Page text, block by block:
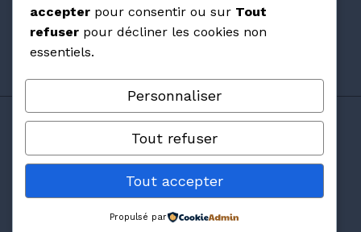
Les avis Maisons Arlogis valent-ils vraiment la
peine d'être lus ?
© 2026 Avillas Constructions
Plan de site|A propos
légales
accepter pour consentir ou sur Tout
refuser pour décliner les cookies non
essentiels.
Personnaliser
Tout refuser
Tout accepter
Propulsé par